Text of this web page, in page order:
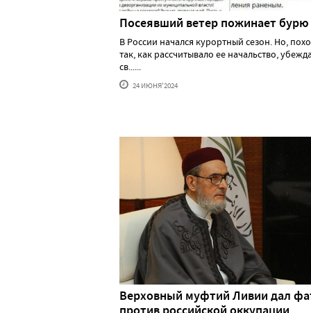
Посеявший ветер пожинает бурю
В России начался курортный сезон. Но,
так, как рассчитывало ее начальство,
св......
24 ИЮНЯ'2024
Верховный муфтий Ливии дал